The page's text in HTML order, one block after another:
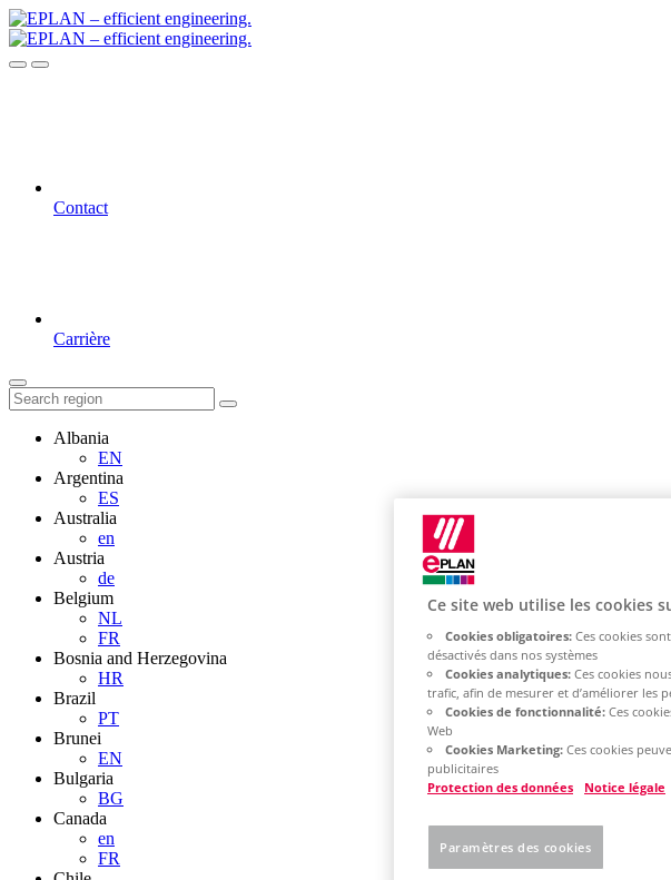
Contact
Carrière
Albania
EN
Argentina
ES
Australia
en
Austria
de
Belgium
NL
FR
Bosnia and Herzegovina
HR
Brazil
PT
Brunei
EN
Bulgaria
BG
Canada
en
FR
Ce site web utilise les cookies
Cookies obligatoires: Ces cookies
désactivés dans nos systèmes
Cookies analytiques: Ces cookies
trafic, afin de mesurer et d’améliorer les
Cookies de fonctionnalité: Ces
Web
Cookies Marketing: Ces cookies
publicitaires
Protection des données
Notice légale
Paramètres des cookies